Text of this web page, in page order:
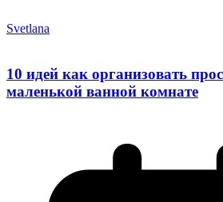
Svetlana
10 идей как организовать
маленькой ванной комнате